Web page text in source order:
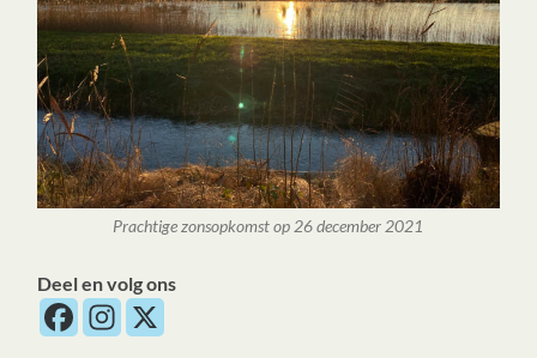
Prachtige zonsopkomst op 26 december 2021
Deel en volg ons